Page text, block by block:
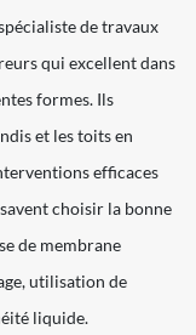
de travaux
qui excellent dans
formes. Ils
et les toits en
efficaces
choisir la bonne
de membrane
utilisation de
liquide.